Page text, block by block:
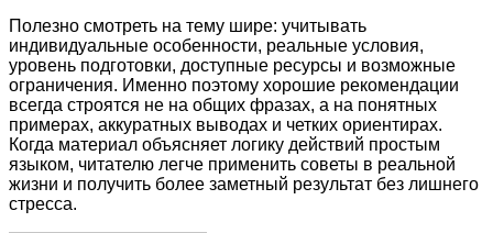
Полезно смотреть на тему шире: учитывать
индивидуальные особенности, реальные условия,
уровень подготовки, доступные ресурсы и возможные
ограничения. Именно поэтому хорошие рекомендации
всегда строятся не на общих фразах, а на понятных
примерах, аккуратных выводах и четких ориентирах.
Когда материал объясняет логику действий простым
языком, читателю легче применить советы в реальной
жизни и получить более заметный результат без лишнего
стресса.